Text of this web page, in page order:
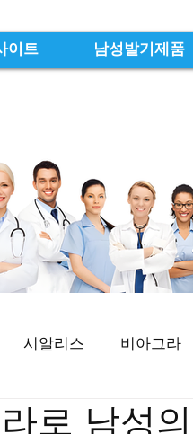
이트 남성발기제품
시알리스 비아그라
름형센트립 비맥스
로 남성